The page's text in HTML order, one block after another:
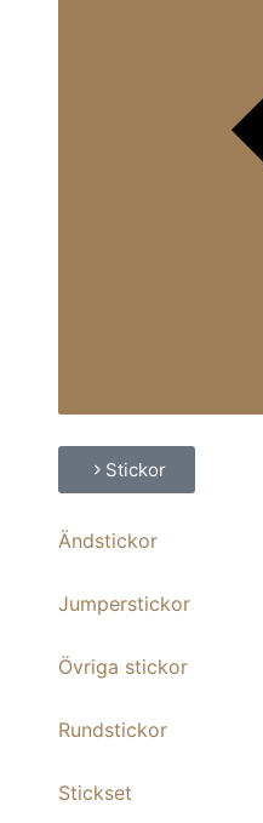
Stickor
Ändstickor
Jumperstickor
Övriga stickor
Rundstickor
Stickset